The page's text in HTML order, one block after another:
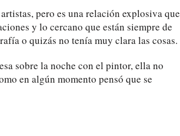
pero es una relación explosiva que
y lo cercano que están siempre de
o quizás no tenía muy clara las cosas.
sobre la noche con el pintor, ella no
en algún momento pensó que se